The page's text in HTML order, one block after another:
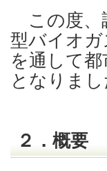
この度、
型バイオ
を通して
となりまし
２．概要